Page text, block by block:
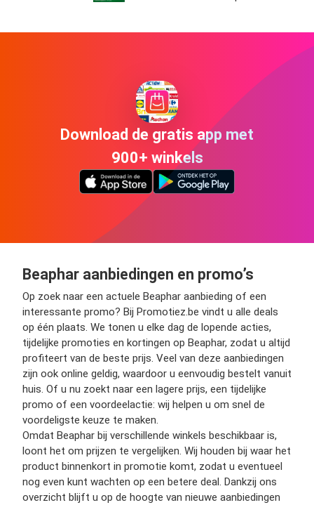
Download de gratis app met
900+ winkels
Beaphar aanbiedingen en promo’s
Op zoek naar een actuele Beaphar aanbieding of een
interessante promo? Bij Promotiez.be vindt u alle deals
op één plaats. We tonen u elke dag de lopende acties,
tijdelijke promoties en kortingen op Beaphar, zodat u altijd
profiteert van de beste prijs. Veel van deze aanbiedingen
zijn ook online geldig, waardoor u eenvoudig bestelt vanuit
huis. Of u nu zoekt naar een lagere prijs, een tijdelijke
promo of een voordeelactie: wij helpen u om snel de
voordeligste keuze te maken.
Omdat Beaphar bij verschillende winkels beschikbaar is,
loont het om prijzen te vergelijken. Wij houden bij waar het
product binnenkort in promotie komt, zodat u eventueel
nog even kunt wachten op een betere deal. Dankzij ons
overzicht blijft u op de hoogte van nieuwe aanbiedingen